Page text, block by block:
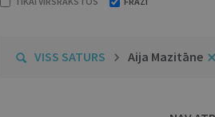
VISS SATURS Aija Mazitāne